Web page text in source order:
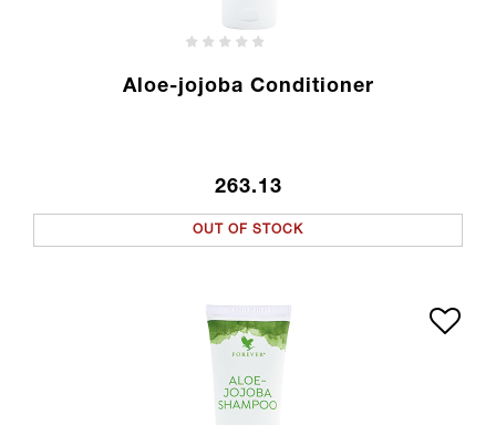
Aloe-jojoba Conditioner
263.13
OUT OF STOCK